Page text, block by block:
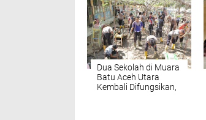
Dua Sekolah di Muara
Batu Aceh Utara
Kembali Difungsikan,